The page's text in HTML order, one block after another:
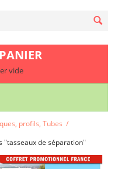
vide
profils, Tubes /
"tasseaux de séparation"